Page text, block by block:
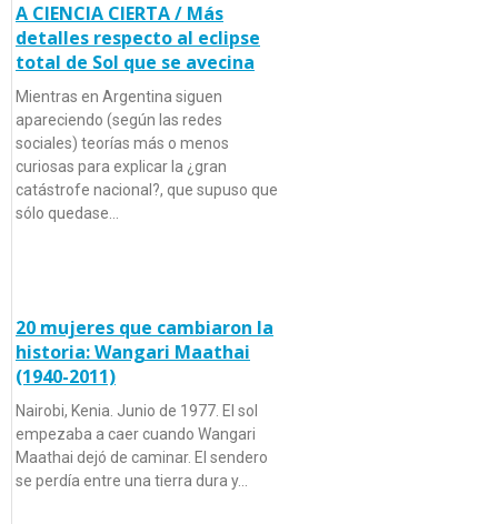
A CIENCIA CIERTA / Más
detalles respecto al eclipse
total de Sol que se avecina
Mientras en Argentina siguen
apareciendo (según las redes
sociales) teorías más o menos
curiosas para explicar la ¿gran
catástrofe nacional?, que supuso que
sólo quedase…
20 mujeres que cambiaron la
historia: Wangari Maathai
(1940-2011)
Nairobi, Kenia. Junio de 1977. El sol
empezaba a caer cuando Wangari
Maathai dejó de caminar. El sendero
se perdía entre una tierra dura y…